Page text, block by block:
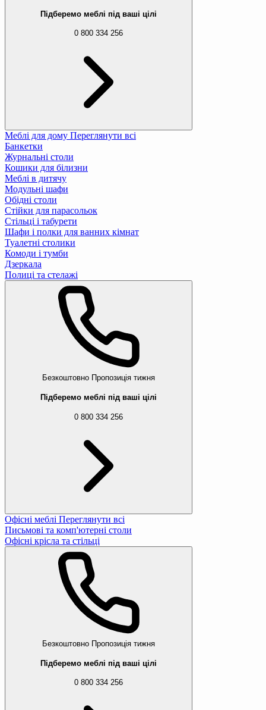
Підберемо меблі під ваші цілі
0 800 334 256
Меблі для дому Переглянути всі
Банкетки
Журнальні столи
Кошики для білизни
Меблі в дитячу
Модульні шафи
Обідні столи
Стійки для парасольок
Стільці і табурети
Шафи і полки для ванних кімнат
Туалетні столики
Комоди і тумби
Дзеркала
Полиці та стелажі
Безкоштовно Пропозиція тижня
Підберемо меблі під ваші цілі
0 800 334 256
Офісні меблі Переглянути всі
Письмові та комп'ютерні столи
Офісні крісла та стільці
Безкоштовно Пропозиція тижня
Підберемо меблі під ваші цілі
0 800 334 256